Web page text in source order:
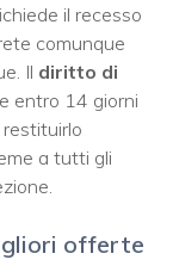
il recesso
comunque
Il diritto di
entro 14 giorni
a tutti gli
offerte